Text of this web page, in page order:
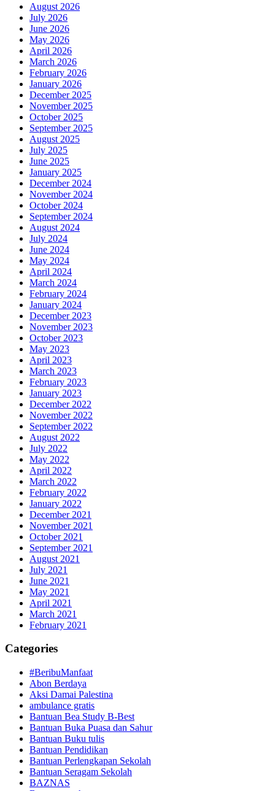
August 2026
July 2026
June 2026
May 2026
April 2026
March 2026
February 2026
January 2026
December 2025
November 2025
October 2025
September 2025
August 2025
July 2025
June 2025
January 2025
December 2024
November 2024
October 2024
September 2024
August 2024
July 2024
June 2024
May 2024
April 2024
March 2024
February 2024
January 2024
December 2023
November 2023
October 2023
May 2023
April 2023
March 2023
February 2023
January 2023
December 2022
November 2022
September 2022
August 2022
July 2022
May 2022
April 2022
March 2022
February 2022
January 2022
December 2021
November 2021
October 2021
September 2021
August 2021
July 2021
June 2021
May 2021
April 2021
March 2021
February 2021
Categories
#BeribuManfaat
Abon Berdaya
Aksi Damai Palestina
ambulance gratis
Bantuan Bea Study B-Best
Bantuan Buka Puasa dan Sahur
Bantuan Buku tulis
Bantuan Pendidikan
Bantuan Perlengkapan Sekolah
Bantuan Seragam Sekolah
BAZNAS